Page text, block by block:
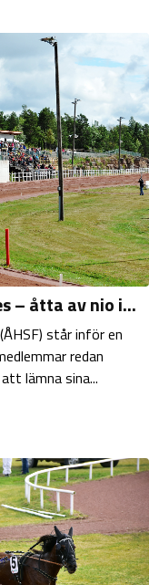
– åtta av nio i...
står inför en
redan
lämna sina...